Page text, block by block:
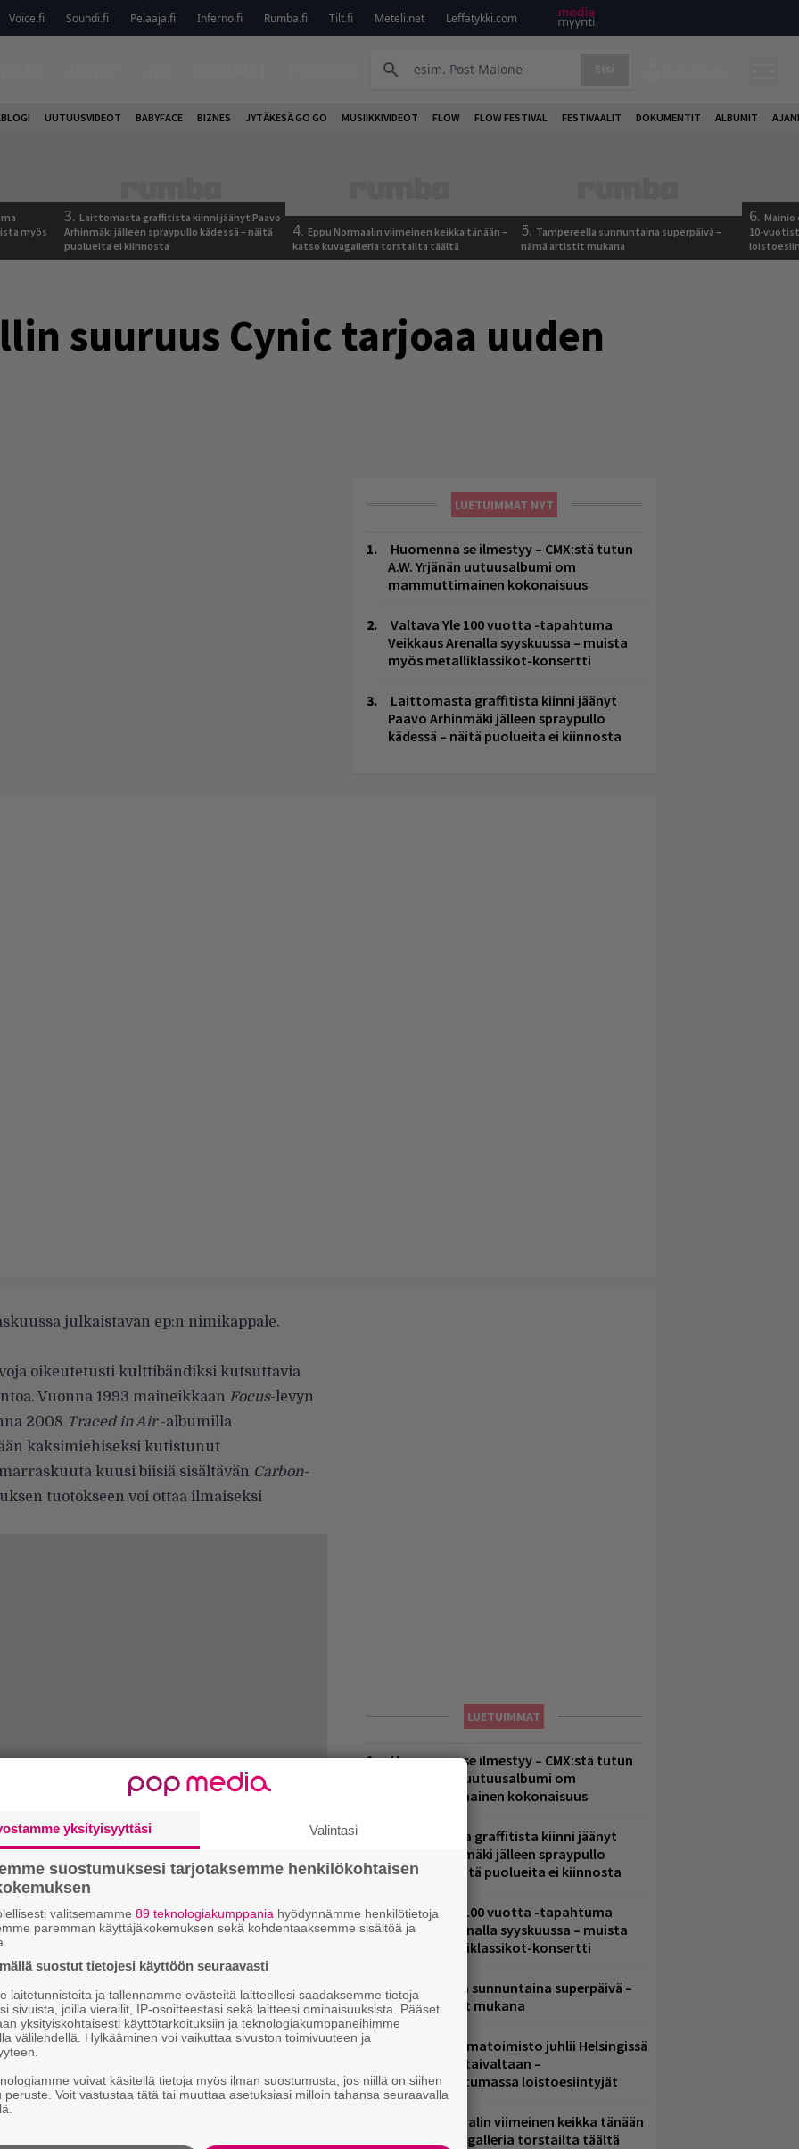
Voice.fi Soundi.fi Pelaaja.fi Inferno.fi Rumba.fi Tilt.fi Meteli.net Leffatykki.com
UUTUUSVIDEOT BABYFACE BIZNES JYTÄKESÄ GO GO MUSIIKKIVIDEOT FLOW FLOW FESTIVAL FESTIVAALIT DOKUMENTIT ALBUMIT
myös
3. Laittomasta graffitista kiinni jäänyt Paavo
Arhinmäki jälleen spraypullo kädessä – näitä
puolueita ei kiinnosta
4. Eppu Normaalin viimeinen keikka tänään –
katso kuvagalleria torstailta täältä
5. Tampereella sunnuntaina superpäivä –
nämä artistit mukana
6.
10-
suuruus Cynic tarjoaa uuden
LUETUIMMAT NYT
Huomenna se ilmestyy – CMX:stä tutun
A.W. Yrjänän uutuusalbumi om
mammuttimainen kokonaisuus
Valtava Yle 100 vuotta -tapahtuma
Veikkaus Arenalla syyskuussa – muista
myös metalliklassikot-konsertti
Laittomasta graffitista kiinni jäänyt
Paavo Arhinmäki jälleen spraypullo
kädessä – näitä puolueita ei kiinnosta
julkaistavan ep:n nimikappale.
oikeutetusti kulttibändiksi kutsuttavia
Vuonna 1993 maineikkaan Focus-levyn
2008 Traced in Air-albumilla
kaksimiehiseksi kutistunut
kuusi biisiä sisältävän Carbon-
tuotokseen voi ottaa ilmaiseksi
kaksikon sivuprojekti Aeon Spoke on
Kokoonpano esittää vinkurametallin
poppia, ja parhaimmillaan hoitaa
mieltä tästä:
LUETUIMMAT
Huomenna se ilmestyy – CMX:stä tutun
A.W. Yrjänän uutuusalbumi om
mammuttimainen kokonaisuus
Laittomasta graffitista kiinni jäänyt
Paavo Arhinmäki jälleen spraypullo
kädessä – näitä puolueita ei kiinnosta
Valtava Yle 100 vuotta -tapahtuma
Veikkaus Arenalla syyskuussa – muista
myös metalliklassikot-konsertti
Tampereella sunnuntaina superpäivä –
nämä artistit mukana
Mainio ohjelmatoimisto juhlii Helsingissä
10-vuotista taivaltaan –
ilmaistapahtumassa loistoesiintyjät
Eppu Normaalin viimeinen keikka tänään
– katso kuvagalleria torstailta täältä
yksityisyyttäsi Valintasi
suostumuksesi tarjotaksemme henkilökohtaisen
valitsemamme 89 teknologiakumppania hyödynnämme henkilötietoja
paremman käyttäjäkokemuksen sekä kohdentaaksemme sisältöä ja
suostut tietojesi käyttöön seuraavasti
laitetunnisteita ja tallennamme evästeitä laitteellesi saadaksemme tietoja
sivuista, joilla vierailit, IP-osoitteestasi sekä laitteesi ominaisuuksista. Pääset
yksityiskohtaisesti käyttötarkoituksiin ja teknologiakumppaneihimme
välilehdellä. Hylkääminen voi vaikuttaa sivuston toimivuuteen ja
voivat käsitellä tietoja myös ilman suostumusta, jos niillä on siihen
peruste. Voit vastustaa tätä tai muuttaa asetuksiasi milloin tahansa seuraavalla